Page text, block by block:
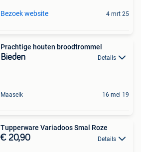
Bezoek website 4 mrt 25
Prachtige houten broodtrommel
Bieden Details
Maaseik 16 mei 19
Tupperware Variadoos Smal Roze
€ 20,90 Details